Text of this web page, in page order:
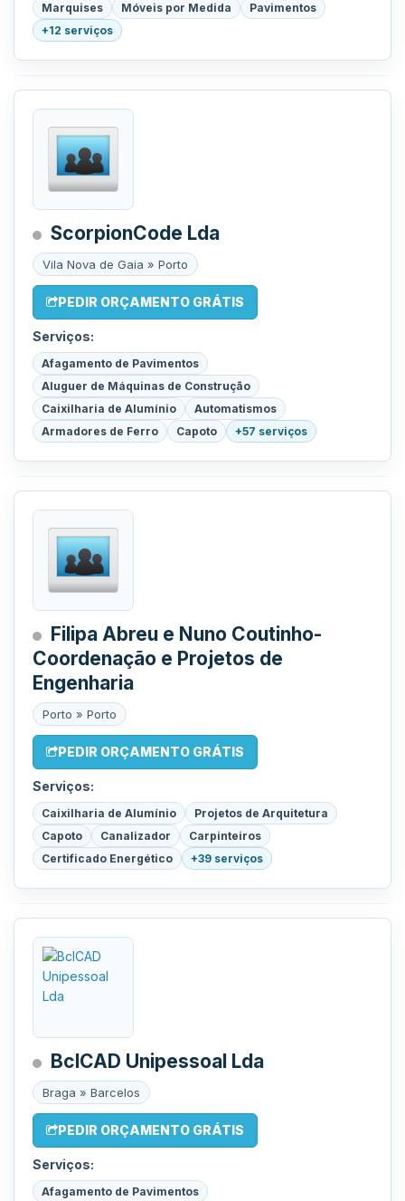
Marquises
Móveis por Medida
Pavimentos
+12 serviços
ScorpionCode Lda
Vila Nova de Gaia » Porto
PEDIR ORÇAMENTO GRÁTIS
Serviços:
Afagamento de Pavimentos
Aluguer de Máquinas de Construção
Caixilharia de Alumínio
Automatismos
Armadores de Ferro
Capoto +57 serviços
Filipa Abreu e Nuno Coutinho-
Coordenação e Projetos de
Engenharia
Porto » Porto
PEDIR ORÇAMENTO GRÁTIS
Serviços:
Caixilharia de Alumínio
Projetos de Arquitetura
Capoto
Canalizador
Carpinteiros
Certificado Energético
+39 serviços
BclCAD Unipessoal Lda
Braga » Barcelos
PEDIR ORÇAMENTO GRÁTIS
Serviços:
Afagamento de Pavimentos